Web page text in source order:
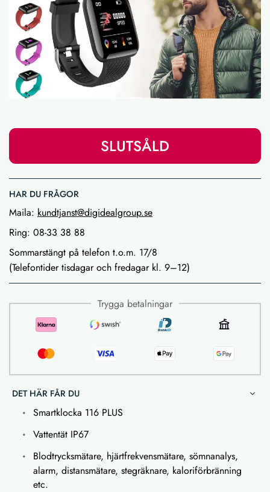
SLUTSÅLD
HAR DU FRÅGOR
Maila: kundtjanst@digidealgroup.se
Ring: 08-33 38 88
Sommarstängt på telefon t.o.m. 17/8
(Telefontider tisdagar och fredagar kl. 9–12)
Trygga betalningar
DET HÄR FÅR DU
Smartklocka 116 PLUS
Vattentät IP67
Blodtrycksmätare, hjärtfrekvensmätare, sömnanalys,
alarm, distansmätare, stegräknare, kaloriförbränning
etc.